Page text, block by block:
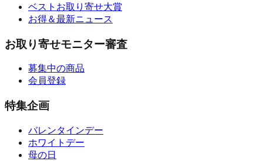
ベストお取り寄せ大賞
お得＆最新ニュース
お取り寄せモニター審査
募集中の商品
会員登録
特集企画
バレンタインデー
ホワイトデー
母の日